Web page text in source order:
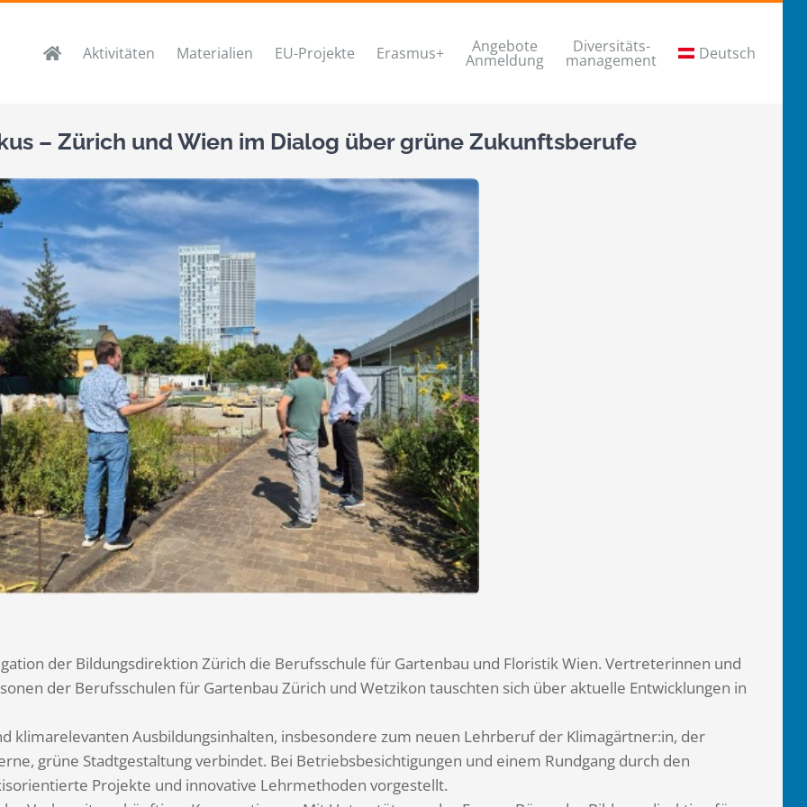
Aktivitäten Materialien EU-Projekte Erasmus+ Angebote
Anmeldung
Diversitäts-
management Deutsch
– Zürich und Wien im Dialog über grüne Zukunftsberufe
der Bildungsdirektion Zürich die Berufsschule für Gartenbau und Floristik Wien. Vertreterinnen und
der Berufsschulen für Gartenbau Zürich und Wetzikon tauschten sich über aktuelle Entwicklungen in
klimarelevanten Ausbildungsinhalten, insbesondere zum neuen Lehrberuf der Klimagärtner:in, der
grüne Stadtgestaltung verbindet. Bei Betriebsbesichtigungen und einem Rundgang durch den
Projekte und innovative Lehrmethoden vorgestellt.